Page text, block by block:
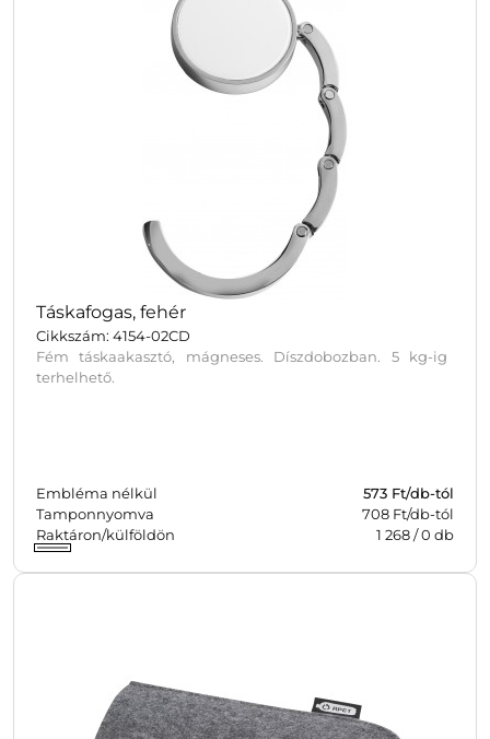
Táskafogas, fehér
Cikkszám: 4154-02CD
Fém táskaakasztó, mágneses. Díszdobozban. 5 kg-ig
terhelhető.
Embléma nélkül 573 Ft/db-tól
Tamponnyomva
708 Ft/db-tól
Raktáron/külföldön
1 268/0 db